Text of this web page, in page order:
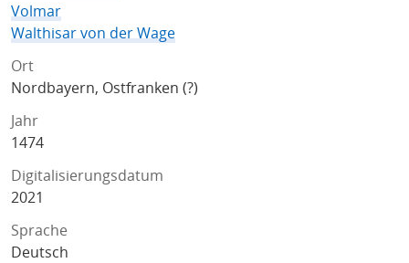
Volmar
Walthisar von der Wage
Ort
Nordbayern, Ostfranken (?)
Jahr
1474
Digitalisierungsdatum
2021
Sprache
Deutsch